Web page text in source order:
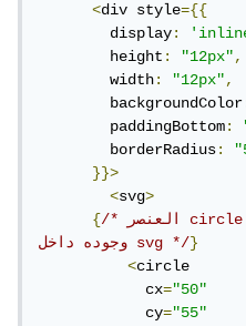
<div style={{
        display
:
        height
: "12px",
        width
: "12px",
        backgroundColor
        paddingBottom
:
        borderRadius
:
}}>
<svg>
{/* العنصر circle لا يعمل في المتصفح بدون
وجوده داخل svg */}
<circle
            cx
="50"
            cy
="55"